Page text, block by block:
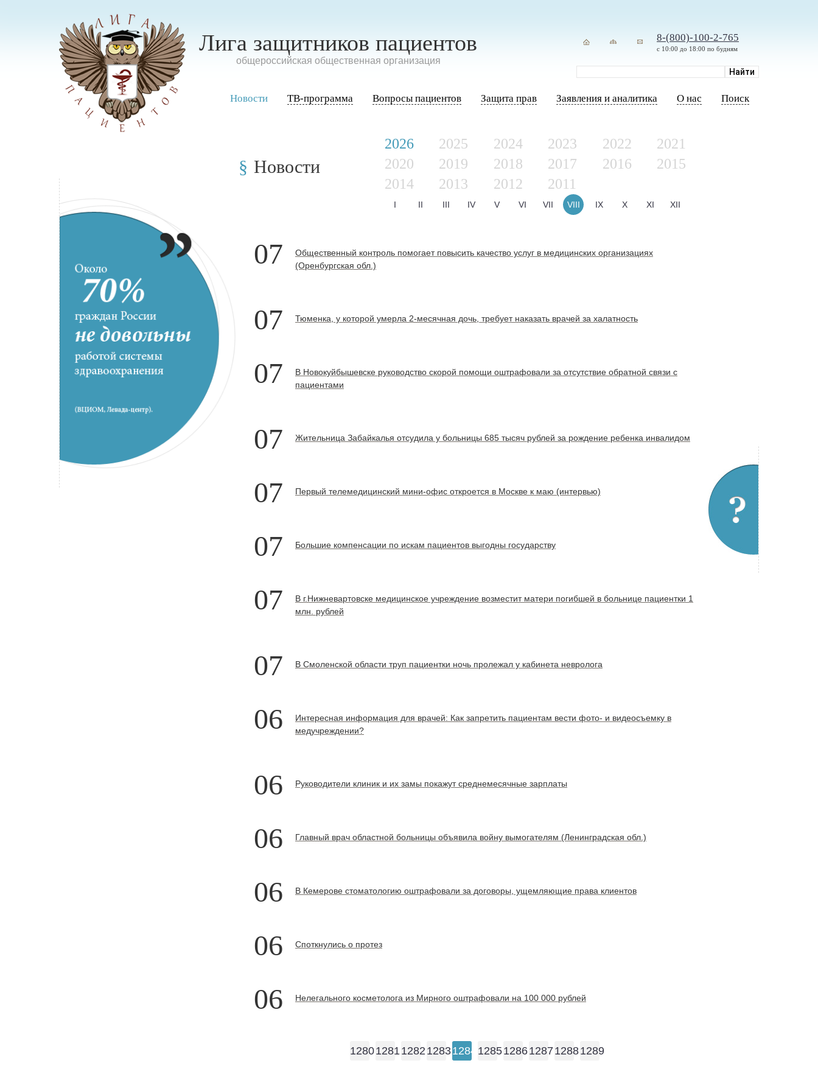
Лига защитников пациентов
oбщероссийская общественная организация
8-(800)-100-2-765
с 10:00 до 18:00 по будням
Новости ТВ-программа Вопросы пациентов Защита прав Заявления и аналитика О нас Поиск
Новости
2026 2025 2024 2023 2022
2021
2020
2019 2018 2017 2016
2015
2014
2013 2012 2011
I II III IV V VI VII VIII IX X XI XII
07
Общественный контроль помогает повысить качество услуг в медицинских организациях
(Оренбургская обл.)
07 Тюменка, у которой умерла 2-месячная дочь, требует наказать врачей за халатность
07
В Новокуйбышевске руководство скорой помощи оштрафовали за отсутствие обратной связи с
пациентами
07 Жительница Забайкалья отсудила у больницы 685 тысяч рублей за рождение ребенка инвалидом
07 Первый телемедицинский мини-офис откроется в Москве к маю (интервью)
07 Большие компенсации по искам пациентов выгодны государству
07
В г.Нижневартовске медицинское учреждение возместит матери погибшей в больнице пациентки 1
млн. рублей
07 В Смоленской области труп пациентки ночь пролежал у кабинета невролога
06
Интересная информация для врачей: Как запретить пациентам вести фото- и видеосъемку в
медучреждении?
06 Руководители клиник и их замы покажут среднемесячные зарплаты
06 Главный врач областной больницы объявила войну вымогателям (Ленинградская обл.)
06 В Кемерове стоматологию оштрафовали за договоры, ущемляющие права клиентов
06 Споткнулись о протез
06 Нелегального косметолога из Мирного оштрафовали на 100 000 рублей
128012811282 12831284 128512861287 12881289